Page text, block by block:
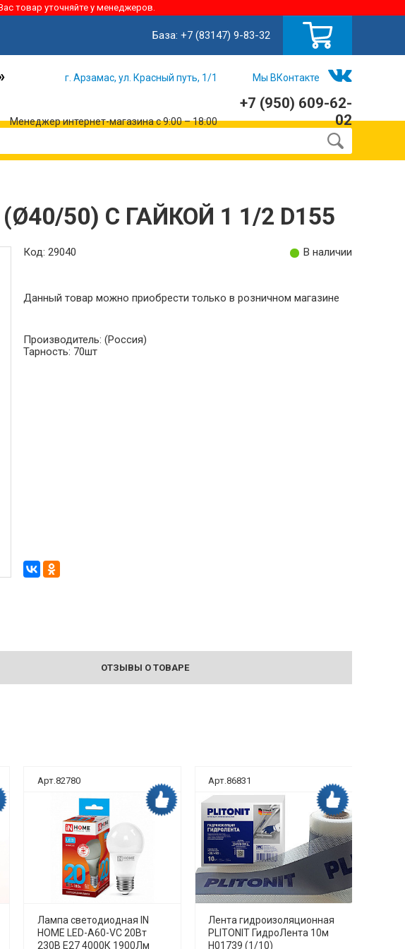
товар уточняйте у менеджеров.
База: +7 (83147) 9-83-32
г. Арзамас, ул. Красный путь, 1/1 Мы ВКонтакте
Менеджер интернет-магазина с 9:00 – 18:00
+7 (950) 609-62-
02
50) С ГАЙКОЙ 1 1/2 D155
Код: 29040 В наличии
Данный товар можно приобрести только в розничном магазине
Производитель: (Россия)
Тарность: 70шт
ОТЗЫВЫ О ТОВАРЕ
Арт.82780
Лампа светодиодная IN
HOME LED-A60-VC 20Вт
230В Е27 4000К 1900Лм
Арт.86831
Лента гидроизоляционная
PLITONIT ГидроЛента 10м
H01739 (1/10)
Дока рекомендует Дока рекомендует